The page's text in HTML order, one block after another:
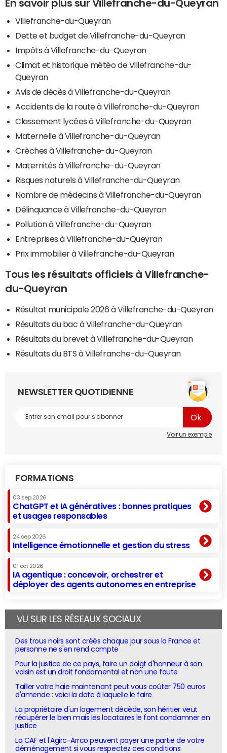
En savoir plus sur Villefranche-du-Queyran
Villefranche-du-Queyran
Dette et budget de Villefranche-du-Queyran
Impôts à Villefranche-du-Queyran
Climat et historique météo de Villefranche-du-
Queyran
Avis de décès à Villefranche-du-Queyran
Accidents de la route à Villefranche-du-Queyran
Classement lycées à Villefranche-du-Queyran
Maternelle à Villefranche-du-Queyran
Crèches à Villefranche-du-Queyran
Maternités à Villefranche-du-Queyran
Risques naturels à Villefranche-du-Queyran
Nombre de médecins à Villefranche-du-Queyran
Délinquance à Villefranche-du-Queyran
Pollution à Villefranche-du-Queyran
Entreprises à Villefranche-du-Queyran
Prix immobilier à Villefranche-du-Queyran
Tous les résultats officiels à Villefranche-
du-Queyran
Résultat municipale 2026 à Villefranche-du-Queyran
Résultats du bac à Villefranche-du-Queyran
Résultats du brevet à Villefranche-du-Queyran
Résultats du BTS à Villefranche-du-Queyran
NEWSLETTER QUOTIDIENNE
Voir un exemple
FORMATIONS
03 sep 2026
ChatGPT et IA génératives : bonnes pratiques
et usages responsables
24 sep 2026
Intelligence émotionnelle et gestion du stress
01 oct 2026
IA agentique : concevoir, orchestrer et
déployer des agents autonomes en entreprise
VU SUR LES RÉSEAUX SOCIAUX
Des trous noirs sont créés chaque jour sous la France et
personne ne s'en rend compte
Pour la justice de ce pays, faire un doigt d'honneur à son
voisin est un droit fondamental et non une faute
Tailler votre haie maintenant peut vous coûter 750 euros
d'amende : voici la date à laquelle le faire
La propriétaire d'un logement décède, son héritier veut
récupérer le bien mais les locataires le font condamner en
justice
La CAF et l'Agirc-Arrco peuvent payer une partie de votre
déménagement si vous respectez ces conditions